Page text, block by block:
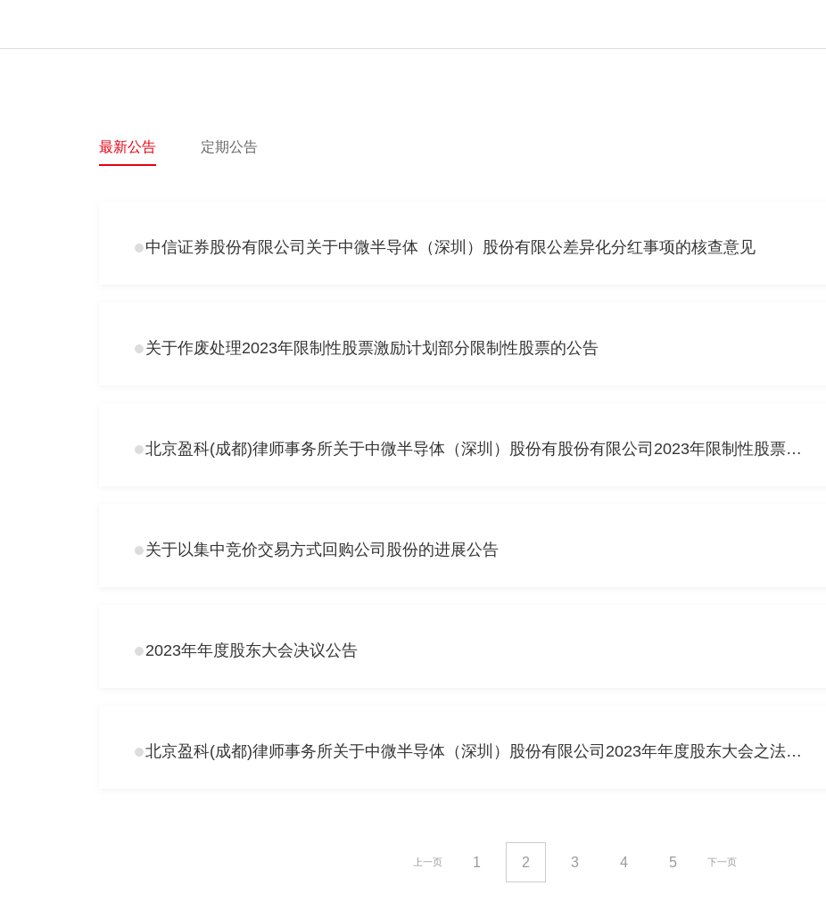
最新公告 定期公告
中信证券股份有限公司关于中微半导体（深圳）股份有限公差异化分红事项的核查意见
关于作废处理2023年限制性股票激励计划部分限制性股票的公告
北京盈科(成都)律师事务所关于中微半导体（深圳）股份有股份有限公司2023年限制性股票激励计划作废部分限制性股票的法律意见书
关于以集中竞价交易方式回购公司股份的进展公告
2023年年度股东大会决议公告
北京盈科(成都)律师事务所关于中微半导体（深圳）股份有限公司2023年年度股东大会之法律意见书
上一页 1 2 3 4 5 下一页